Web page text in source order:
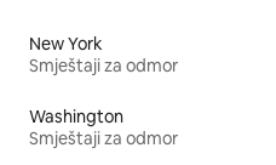
New York
Smještaji za odmor
Washington
Smještaji za odmor